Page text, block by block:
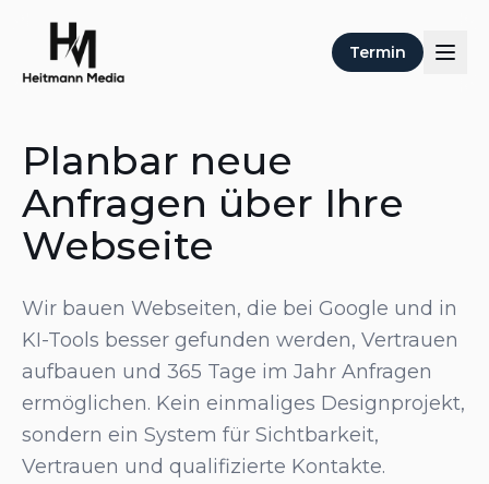
Termin
Planbar neue
Anfragen über Ihre
Webseite
Wir bauen Webseiten, die bei Google und in
KI-Tools besser gefunden werden, Vertrauen
aufbauen und 365 Tage im Jahr Anfragen
ermöglichen. Kein einmaliges Designprojekt,
sondern ein System für Sichtbarkeit,
Vertrauen und qualifizierte Kontakte.